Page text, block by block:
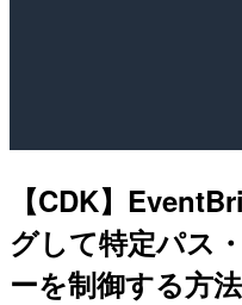
【CDK】
グして特定パス
ーを制御する方法